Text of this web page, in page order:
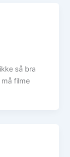
så bra
filme